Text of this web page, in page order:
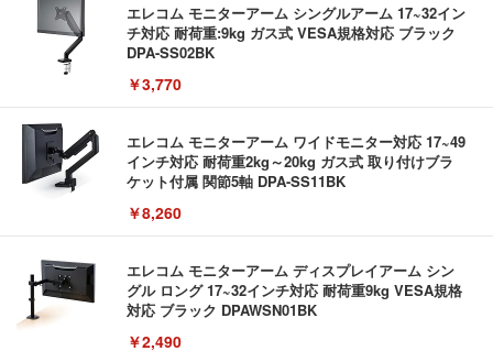
エレコム モニターアーム シングルアーム 17~32イン
チ対応 耐荷重:9kg ガス式 VESA規格対応 ブラック
DPA-SS02BK
￥3,770
エレコム モニターアーム ワイドモニター対応 17~49
インチ対応 耐荷重2kg～20kg ガス式 取り付けブラ
ケット付属 関節5軸 DPA-SS11BK
￥8,260
エレコム モニターアーム ディスプレイアーム シン
グル ロング 17~32インチ対応 耐荷重9kg VESA規格
対応 ブラック DPAWSN01BK
￥2,490